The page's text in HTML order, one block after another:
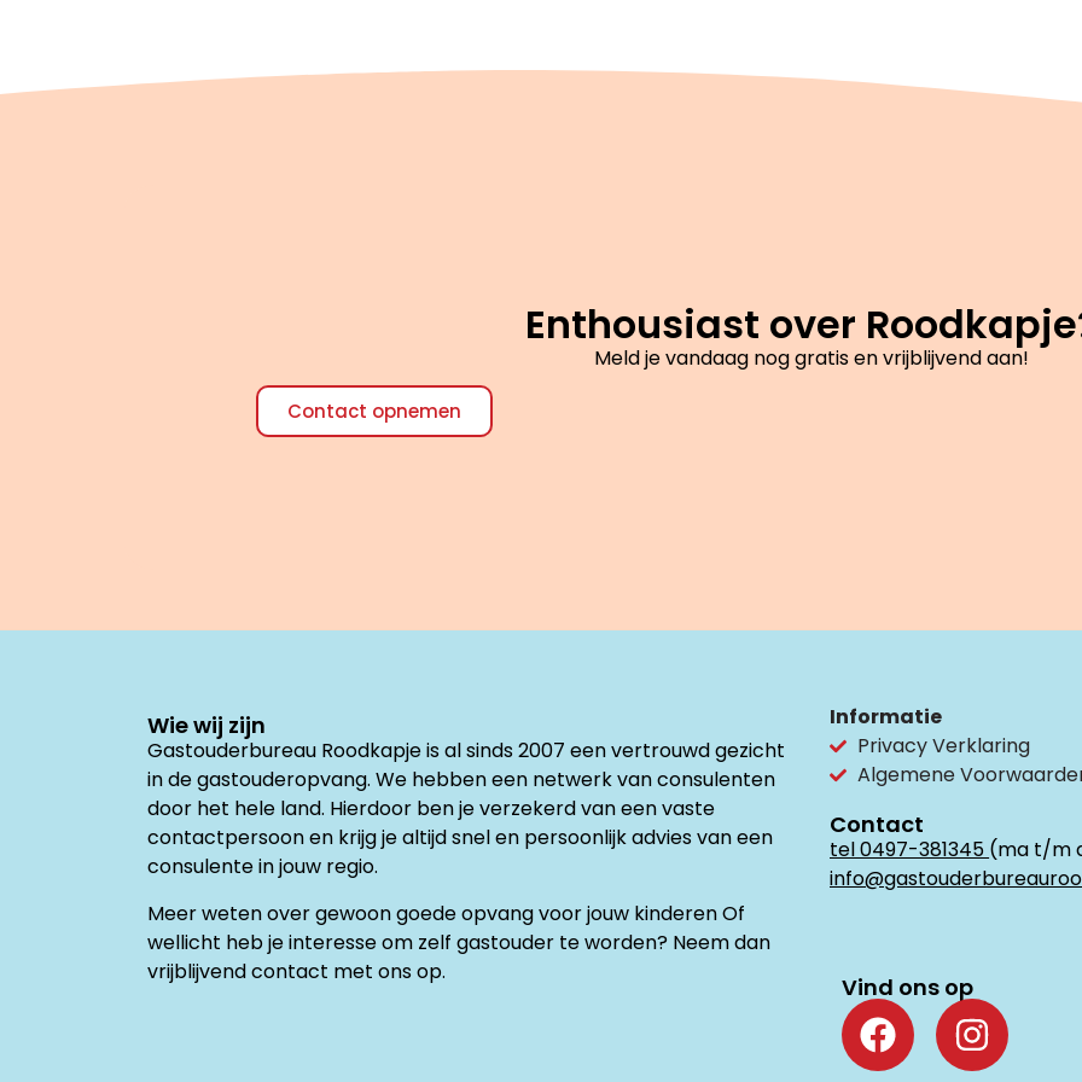
Enthousiast over
Meld je vandaag nog gratis en vrijblijvend aan!
Contact opnemen
Wie wij zijn
Gastouderbureau Roodkapje is al sinds 2007 een vertrouwd gezicht
in de gastouderopvang. We hebben een netwerk van consulenten
door het hele land. Hierdoor ben je verzekerd van een vaste
contactpersoon en krijg je altijd snel en persoonlijk advies van een
consulente in jouw regio.
Meer weten over gewoon goede opvang voor jouw kinderen Of
wellicht heb je interesse om zelf gastouder te worden? Neem dan
vrijblijvend contact met ons op.
Informatie
Privacy Verklaring
Algemene
Contact
tel 0497-381345 (ma t/m
Vind ons op